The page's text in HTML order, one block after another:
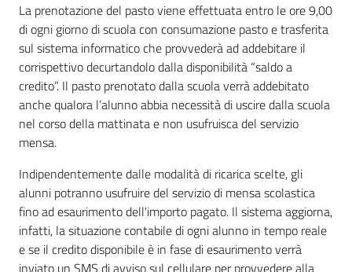
La prenotazione del pasto viene effettuata entro le ore 9,00
di ogni giorno di scuola con consumazione pasto e trasferita
sul sistema informatico che provvederà ad addebitare il
corrispettivo decurtandolo dalla disponibilità “saldo a
credito”. Il pasto prenotato dalla scuola verrà addebitato
anche qualora l’alunno abbia necessità di uscire dalla scuola
nel corso della mattinata e non usufruisca del servizio
mensa.
Indipendentemente dalle modalità di ricarica scelte, gli
alunni potranno usufruire del servizio di mensa scolastica
fino ad esaurimento dell'importo pagato. Il sistema aggiorna,
infatti, la situazione contabile di ogni alunno in tempo reale
e se il credito disponibile è in fase di esaurimento verrà
inviato un SMS di avviso sul cellulare per provvedere alla